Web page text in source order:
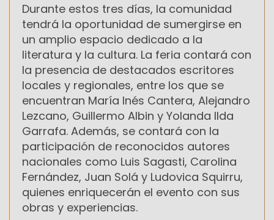
Durante estos tres días, la comunidad
tendrá la oportunidad de sumergirse en
un amplio espacio dedicado a la
literatura y la cultura. La feria contará con
la presencia de destacados escritores
locales y regionales, entre los que se
encuentran María Inés Cantera, Alejandro
Lezcano, Guillermo Albin y Yolanda Ilda
Garrafa. Además, se contará con la
participación de reconocidos autores
nacionales como Luis Sagasti, Carolina
Fernández, Juan Solá y Ludovica Squirru,
quienes enriquecerán el evento con sus
obras y experiencias.